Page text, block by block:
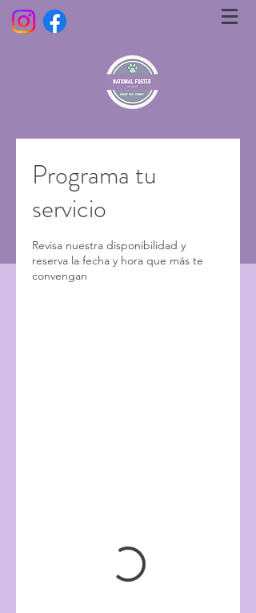
Programa tu
servicio
Revisa nuestra disponibilidad y
reserva la fecha y hora que más te
convengan